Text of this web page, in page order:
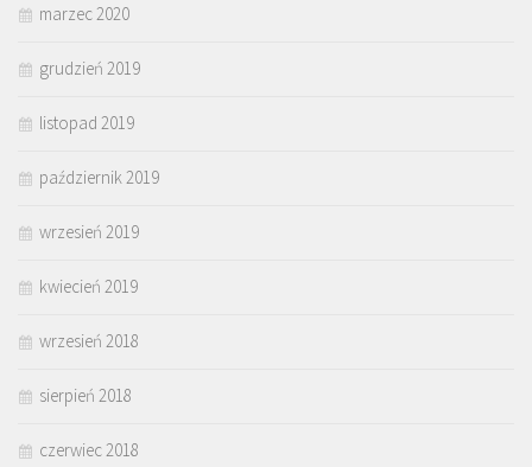
marzec 2020
grudzień 2019
listopad 2019
październik 2019
wrzesień 2019
kwiecień 2019
wrzesień 2018
sierpień 2018
czerwiec 2018